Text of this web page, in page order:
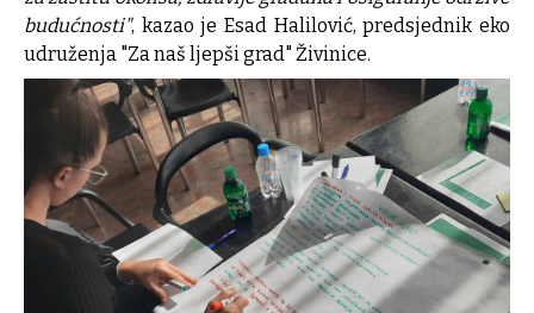
budućnosti", kazao je Esad Halilović, predsjednik eko
udruženja "Za naš ljepši grad" Živinice.